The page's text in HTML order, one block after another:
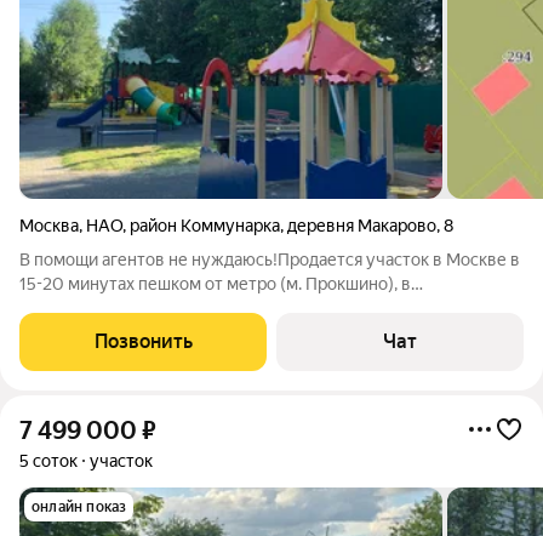
Москва, НАО, район Коммунарка, деревня Макарово,8
В помощи агентов не нуждаюсь!Продается участок в Москве в
15-20 минутах пешком от метро (м. Прокшино), в
запланировано строительство ТРЦ и т.д). Участок площадью 10
соток. Ранее участок
Позвонить Чат
7 499 000 ₽
5 соток участок
онлайн показ